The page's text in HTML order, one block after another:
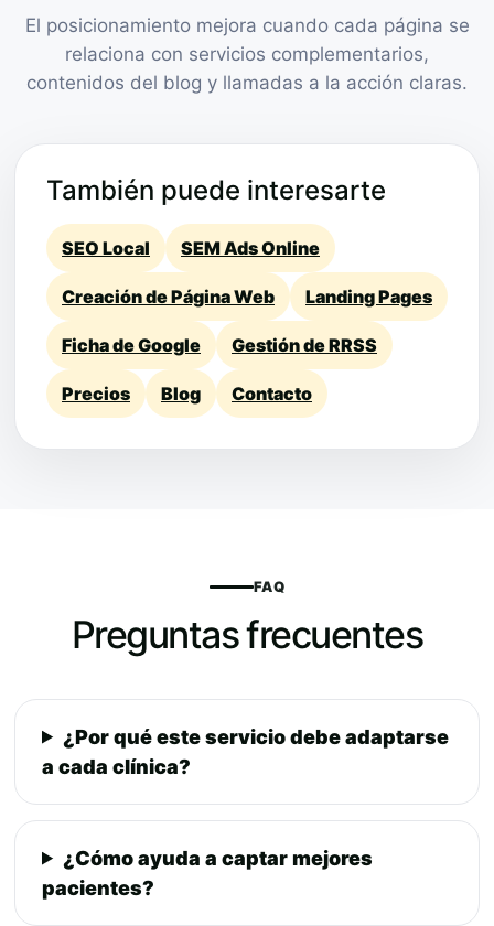
El posicionamiento mejora cuando cada página se
relaciona con servicios complementarios,
contenidos del blog y llamadas a la acción claras.
También puede interesarte
SEO Local SEM Ads Online
Creación de Página Web Landing Pages
Ficha de Google Gestión de RRSS
Precios Blog Contacto
FAQ
Preguntas frecuentes
¿Por qué este servicio debe adaptarse
a cada clínica?
¿Cómo ayuda a captar mejores
pacientes?